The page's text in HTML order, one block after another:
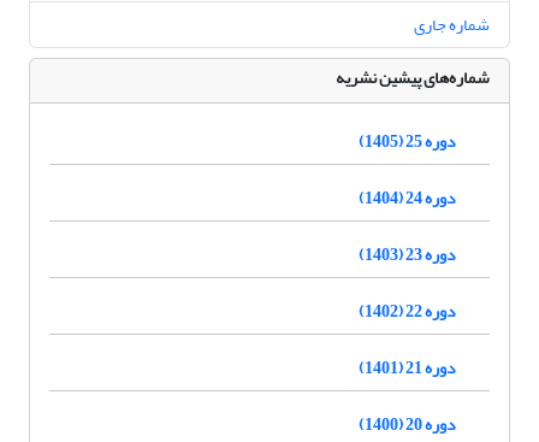
شماره جاری
شماره‌های پیشین نشریه
دوره 25 (1405)
دوره 24 (1404)
دوره 23 (1403)
دوره 22 (1402)
دوره 21 (1401)
دوره 20 (1400)